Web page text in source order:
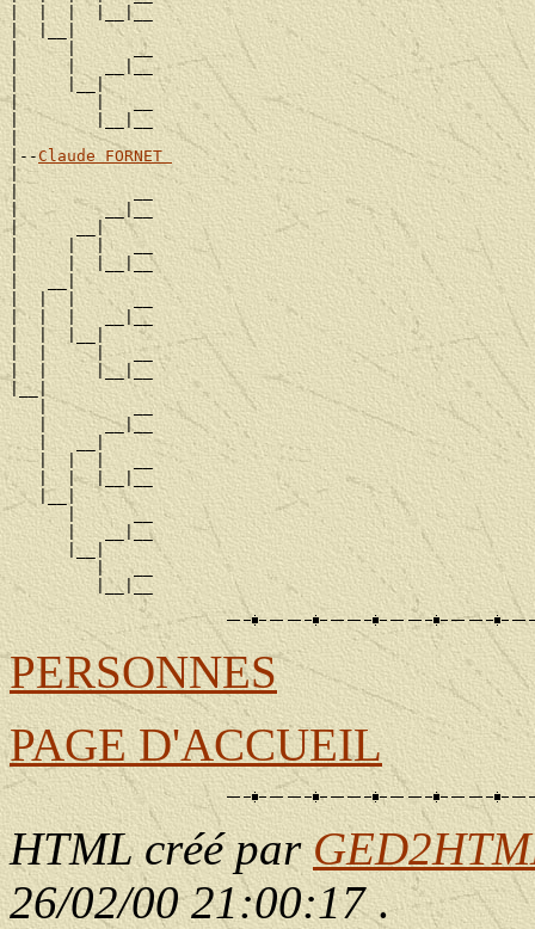
|  |  |  |__|__
|  |__|
|     |      __
|     |   __|__
|     |__|
|        |   __
|        |__|__
|
|--Claude FORNET
|
|            __
|         __|__
|      __|
|     |  |   __
|     |  |__|__
|   __|
|  |  |      __
|  |  |   __|__
|  |  |__|
|  |     |   __
|  |     |__|__
|__|
   |         __
   |      __|__
   |   __|
   |  |  |   __
   |  |  |__|__
   |__|
      |      __
      |   __|__
      |__|
         |   __
PERSONNES
PAGE D'ACCUEIL
HTML créé par
26/02/00 21:00:17.